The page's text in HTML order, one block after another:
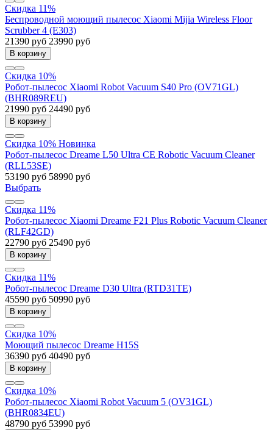
Скидка 11%
Беспроводной моющий пылесос Xiaomi Mijia Wireless Floor
Scrubber 4 (E303)
21390 руб 23990 руб
В корзину
Скидка 10%
Робот-пылесос Xiaomi Robot Vacuum S40 Pro (OV71GL)
(BHR089REU)
21990 руб 24490 руб
В корзину
Скидка 10% Новинка
Робот-пылесос Dreame L50 Ultra CE Robotic Vacuum Cleaner
(RLL53SE)
53190 руб 58990 руб
Выбрать
Скидка 11%
Робот-пылесос Xiaomi Dreame F21 Plus Robotic Vacuum Cleaner
(RLF42GD)
22790 руб 25490 руб
В корзину
Скидка 11%
Робот-пылесос Dreame D30 Ultra (RTD31TE)
45590 руб 50990 руб
В корзину
Скидка 10%
Моющий пылесос Dreame H15S
36390 руб 40490 руб
В корзину
Скидка 10%
Робот-пылесос Xiaomi Robot Vacuum 5 (OV31GL)
(BHR0834EU)
48790 руб 53990 руб